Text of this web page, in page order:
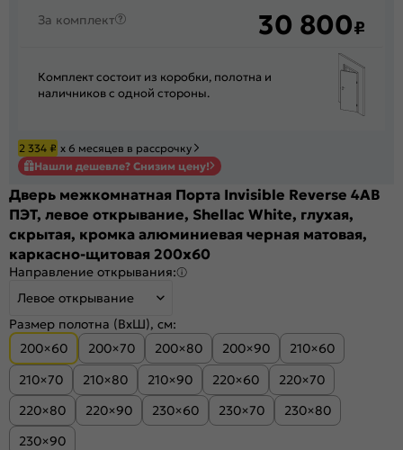
За комплект 30 800₽
Комплект состоит из коробки, полотна и
наличников с одной стороны.
2 334 ₽ х 6 месяцев в рассрочку
Нашли дешевле? Снизим цену!
Дверь межкомнатная Порта Invisible Reverse 4AB
ПЭТ, левое открывание, Shellac White, глухая,
скрытая, кромка алюминиевая черная матовая,
каркасно-щитовая 200x60
Направление открывания:
Левое открывание
Размер полотна (ВхШ), см:
200×60
200×70 200×80 200×90
210×60
210×70
210×80 210×90 220×60
220×70
220×80
220×90 230×60 230×70
230×80
230×90